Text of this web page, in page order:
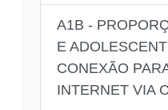
A1B -
E
CONEXÃO
INTERNET VIA